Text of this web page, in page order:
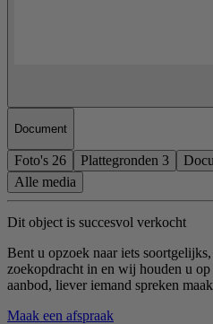
Document
Foto's 26 Plattegronden 3
Alle media
Dit object is succesvol verkocht
Bent u opzoek naar iets
zoekopdracht in en wij houden u
aanbod, liever iemand spreken
Maak een afspraak